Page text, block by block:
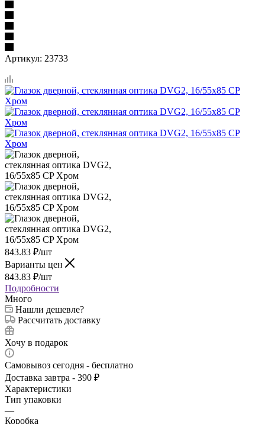
Артикул: 23733
843.83 ₽/шт
Варианты цен
843.83 ₽/шт
Подробности
Много
Нашли дешевле?
Рассчитать доставку
Хочу в подарок
Самовывоз сегодня - бесплатно
Доставка завтра - 390 ₽
Характеристики
Тип упаковки
—
Коробка